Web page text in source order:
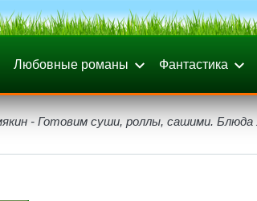
Любовные романы Фантастика
- Готовим суши, роллы, сашими. Блюда